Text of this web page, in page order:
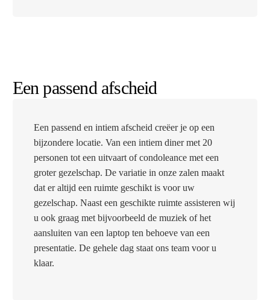
Een passend afscheid
Een passend en intiem afscheid creëer je op een
bijzondere locatie. Van een intiem diner met 20
personen tot een uitvaart of condoleance met een
groter gezelschap. De variatie in onze zalen maakt
dat er altijd een ruimte geschikt is voor uw
gezelschap. Naast een geschikte ruimte assisteren wij
u ook graag met bijvoorbeeld de muziek of het
aansluiten van een laptop ten behoeve van een
presentatie. De gehele dag staat ons team voor u
klaar.